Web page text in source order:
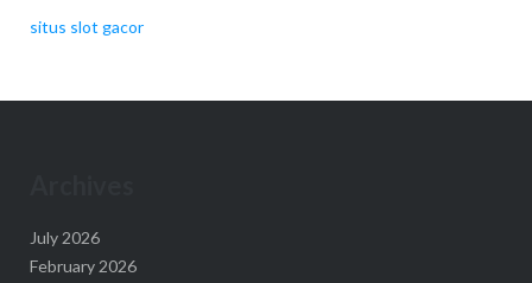
situs slot gacor
July 2026
February 2026